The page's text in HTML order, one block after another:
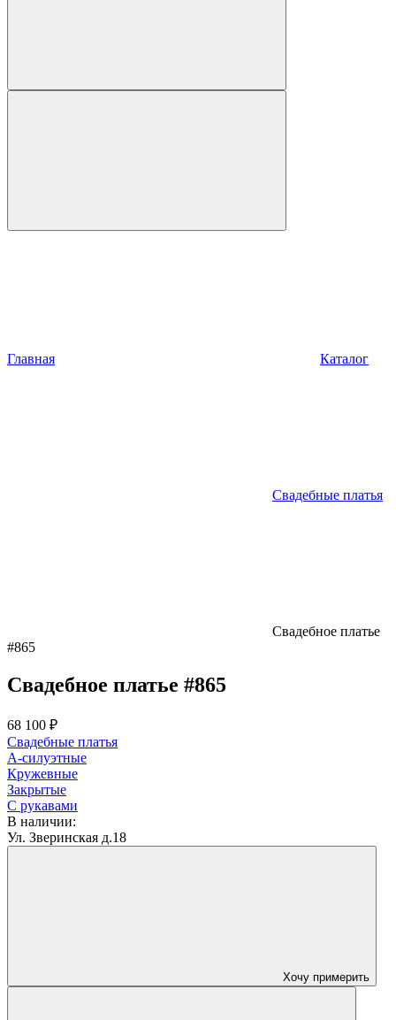
Главная Каталог
Свадебные платья
Свадебное платье
#865
Свадебное платье #865
68 100 ₽
Свадебные платья
А-силуэтные
Кружевные
Закрытые
С рукавами
В наличии:
Ул. Зверинская д.18
Хочу примерить